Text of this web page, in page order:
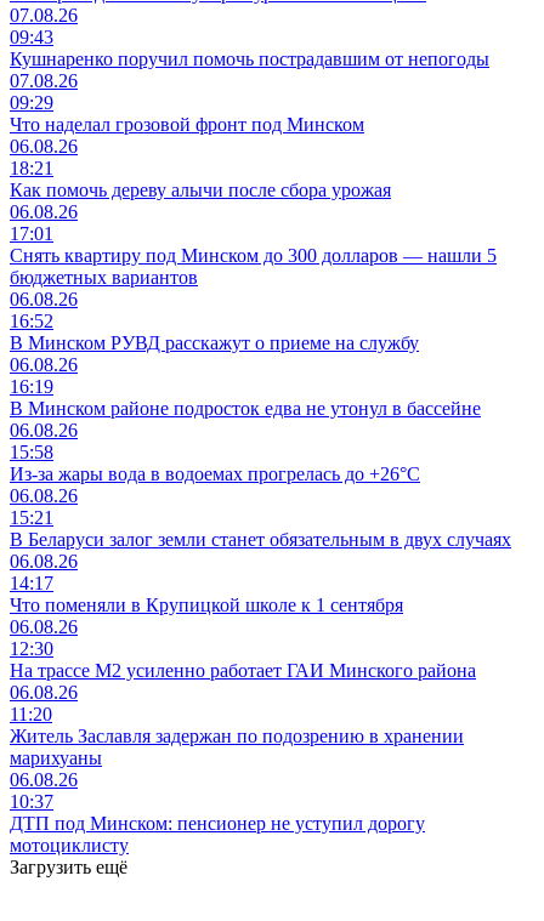
07.08.26
09:43
Кушнаренко поручил помочь пострадавшим от непогоды
07.08.26
09:29
Что наделал грозовой фронт под Минском
06.08.26
18:21
Как помочь дереву алычи после сбора урожая
06.08.26
17:01
Снять квартиру под Минском до 300 долларов — нашли 5
бюджетных вариантов
06.08.26
16:52
В Минском РУВД расскажут о приеме на службу
06.08.26
16:19
В Минском районе подросток едва не утонул в бассейне
06.08.26
15:58
Из-за жары вода в водоемах прогрелась до +26°C
06.08.26
15:21
В Беларуси залог земли станет обязательным в двух случаях
06.08.26
14:17
Что поменяли в Крупицкой школе к 1 сентября
06.08.26
12:30
На трассе М2 усиленно работает ГАИ Минского района
06.08.26
11:20
Житель Заславля задержан по подозрению в хранении
марихуаны
06.08.26
10:37
ДТП под Минском: пенсионер не уступил дорогу
мотоциклисту
Загрузить ещё